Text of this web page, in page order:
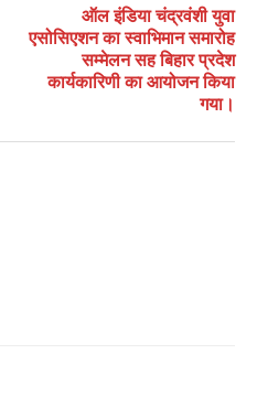
ऑल इंडिया चंद्रवंशी युवा
एसोसिएशन का स्वाभिमान समारोह
सम्मेलन सह बिहार प्रदेश
कार्यकारिणी का आयोजन किया
गया।